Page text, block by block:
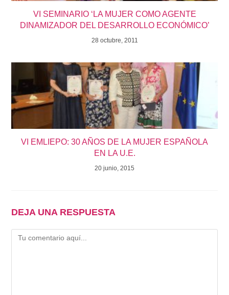
VI SEMINARIO ‘LA MUJER COMO AGENTE
DINAMIZADOR DEL DESARROLLO ECONÓMICO’
28 octubre, 2011
VI EMLIEPO: 30 AÑOS DE LA MUJER ESPAÑOLA
EN LA U.E.
20 junio, 2015
DEJA UNA RESPUESTA